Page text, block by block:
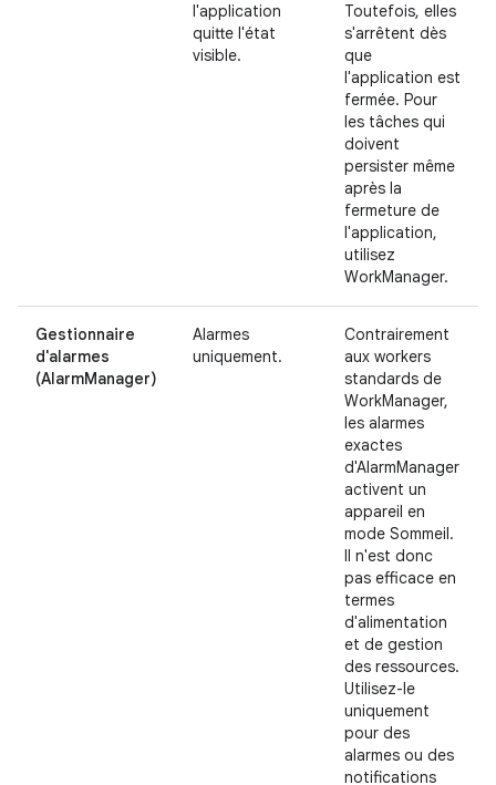
l'application
quitte l'état
visible.
Toutefois, elles
s'arrêtent dès
que
l'application est
fermée. Pour
les tâches qui
doivent
persister même
après la
fermeture de
l'application,
utilisez
WorkManager.
Gestionnaire
d'alarmes
(AlarmManager)
Alarmes
uniquement.
Contrairement
aux workers
standards de
WorkManager,
les alarmes
exactes
d'AlarmManager
activent un
appareil en
mode Sommeil.
Il n'est donc
pas efficace en
termes
d'alimentation
et de gestion
des ressources.
Utilisez-le
uniquement
pour des
alarmes ou des
notifications